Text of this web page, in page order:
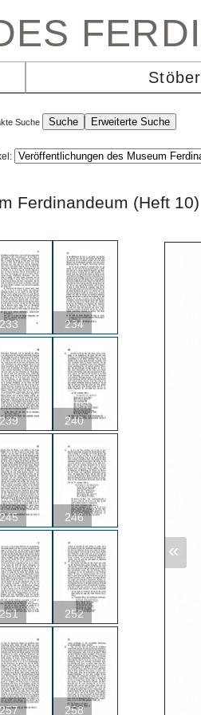
Suche
Ferdinandeum
233 234
239 240
245 246
251 252
257 258
«